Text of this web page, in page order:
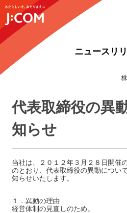
ニュースリ
代表取締役の異
知らせ
当社は、２０１２年３月２８日開催
のとおり、代表取締役の異動につい
知らせいたします。
１．異動の理由
経営体制の見直しのため。